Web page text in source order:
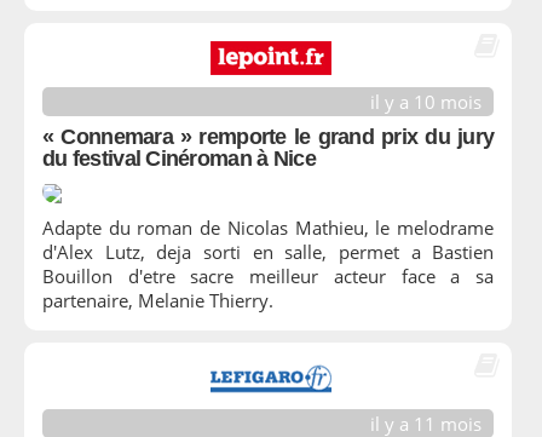
il y a 10 mois
« Connemara » remporte le grand prix du jury
du festival Cinéroman à Nice
Adapte du roman de Nicolas Mathieu, le melodrame
d'Alex Lutz, deja sorti en salle, permet a Bastien
Bouillon d'etre sacre meilleur acteur face a sa
partenaire, Melanie Thierry.
il y a 11 mois